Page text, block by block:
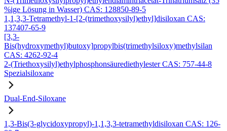
%ige Lösung in Wasser) CAS: 128850-89-5
1,1,3,3-Tetramethyl-1-[2-(trimethoxysilyl)ethyl]disiloxan CAS:
137407-65-9
[3,3-
Bis(hydroxymethyl)butoxy]propylbis(trimethylsiloxy)methylsilan
CAS: 4262-92-4
2-(Triethoxysilyl)ethylphosphonsäurediethylester CAS: 757-44-8
Spezialsiloxane
Dual-End-Siloxane
1,3-Bis(3-glycidoxypropyl)-1,1,3,3-tetramethyldisiloxan CAS: 126-